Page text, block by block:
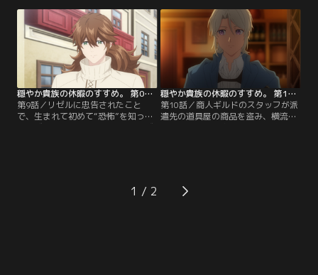
す。そんな彼のもとに赤髪の青年・
イレヴンが現れる。イレヴンはリゼ
ルとジルのパーティに自分を加えて
ほしいと頼むのだが……。同じ日の
夜、リゼルのランクアップを祝う会
を開き…。
て舞台に立つことに。迎えた本番、
つつがなく舞台が進行していく中、
何かのカウントダウンを始めるリゼ
ルとジル。するとカウントダウンに
合わせて、舞台が暗転して……。果
たして2人の狙いとは！？
穏やか貴族の休暇のすすめ。 第09話
第9話／リゼルに忠告されたこと
で、生まれて初めて“恐怖”を知った
イレヴン。しかし、それでもイレヴ
い依頼をこなすため出かけようとす
る2人だったが、イレヴンも付いて
穏やか貴族の休暇のすすめ。 第10話
第10話／商人ギルドのスタッフが派
遣先の道具屋の商品を盗み、横流し
ャッジが自分の店の被害を商人ギル
ドへ訴えに行くと驚きの光景が！？
1